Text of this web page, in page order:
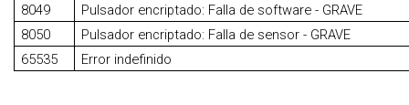
8049
Pulsador encriptado: Falla de software - GRAVE
8050
Pulsador encriptado: Falla de sensor - GRAVE
65535
Error indefinido